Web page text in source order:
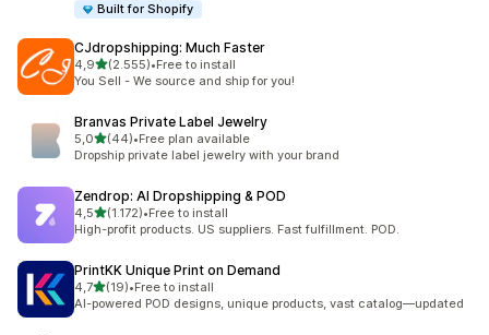
Built for Shopify
CJdropshipping: Much Faster
4,9de 5 estrelas
(2.555)
2555 total de avaliações
•Free to install
You Sell - We source and ship for you!
Branvas Private Label Jewelry
5,0de 5 estrelas
(44)
44 total de avaliações
•Free plan available
Dropship private label jewelry with your brand
Zendrop: AI Dropshipping & POD
4,5de 5 estrelas
(1.172)
1172 total de avaliações
•Free to install
High-profit products. US suppliers. Fast fulfillment. POD.
PrintKK Unique Print on Demand
4,7de 5 estrelas
(19)
19 total de avaliações
•Free to install
AI-powered POD designs, unique products, vast catalog—updated